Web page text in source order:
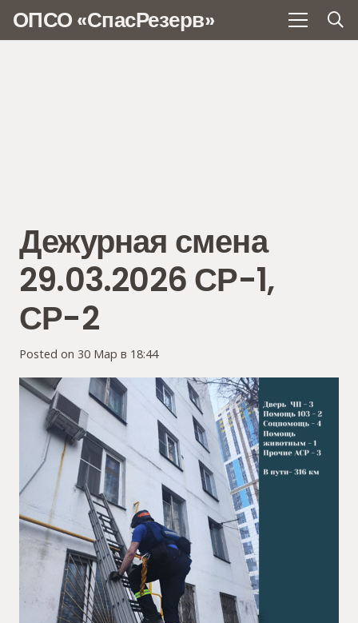
ОПСО «СпасРезерв»
Дежурная смена
29.03.2026 СР-1,
СР-2
Posted on 30 Мар в 18:44